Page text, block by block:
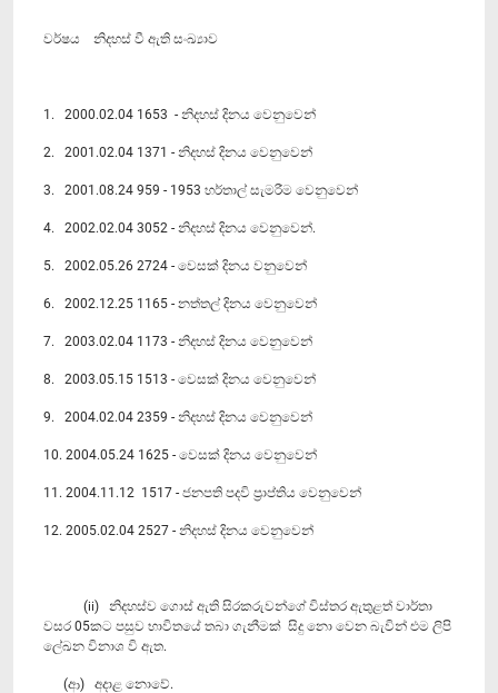
වර්ෂය නිදහස් වී ඇති සංඛ්‍යාව
1. 2000.02.04 1653 - නිදහස් දිනය වෙනුවෙන්
2. 2001.02.04 1371 - නිදහස් දිනය වෙනුවෙන්
3. 2001.08.24 959 - 1953 හර්තාල් සැමරීම වෙනුවෙන්
4. 2002.02.04 3052 - නිදහස් දිනය වෙනු‍වෙන්.
5. 2002.05.26 2724 - වෙසක් දිනය වනුවෙන්
6. 2002.12.25 1165 - නත්තල් දිනය වෙනුවෙන්
7. 2003.02.04 1173 - නිදහස් දිනය වෙනුවෙන්
8. 2003.05.15 1513 - වෙසක් දිනය වෙනුවෙන්
9. 2004.02.04 2359 - නිදහස් දිනය වෙනුවෙන්
10. 2004.05.24 1625 - වෙසක් දිනය වෙනුවෙන්
11. 2004.11.12 1517 - ජනපති පදවි ප්‍රාප්තිය වෙනුවෙන්
12. 2005.02.04 2527 - නිදහස් දිනය වෙනුවෙන්
(ii) නිදහස්ව ගොස් ඇති සිරකරුවන්ගේ විස්තර ඇතුළත් වාර්තා
වසර 05කට පසුව භාවිතයේ තබා ගැනීමක් සිදු නො වෙන බැවින් එම ලිපි
ලේඛන විනාශ වි ඇත.
(ආ) අදාළ නොවේ.